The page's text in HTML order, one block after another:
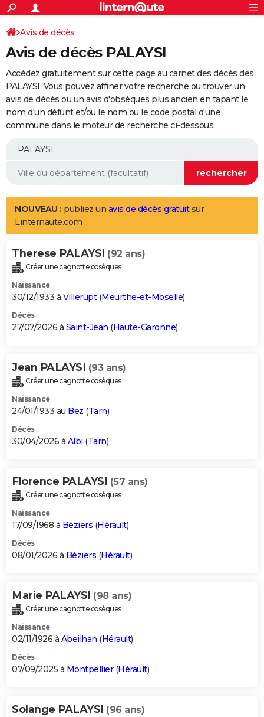
ACTUALITÉS
Politique
Société
Faits Divers
Education
Monde
Villes
+
SPORT
Coupe du monde 2026
Football
Tennis
Cyclisme
Rugby
Forum
Programme TV
TNT
Streaming
Cinéma
Sorties cinéma
Musique
+
FINANCE
Retraite
Epargne
Immobilier
Risques naturels par ville
Banque
Assurance
AUTO
Essais
Réserver un essai
Citadines
Berlines
SUV
Forum auto
+
Mobiles
Meilleur smartphone
Internet
Ordinateurs
Jeux vidéo
Guide high-tech
Aménagement intérieur
LIFESTYLE
Art de vivre
Bien-être
Loisirs
Mode
Modes de vie
Alimentation
Guide de la santé
Maladies
Médicaments
Sommeil
VOYAGE
Destinations
City break
Voyage nature
Voyage de noces
Forum
Climat
+PHOTO
GUIDES D'ACHAT
BONS PLANS
Carte de Noël
Carte Bonne année
Carte Saint-Valentin
Carte Pâques
Carte d'anniversaire
DICTIONNAIRE
Dictionnaire
Biographies
Citations
Expressions
Proverbes
PROGRAMME TV
S'inscrire
Se connecter
Lycées
Collèges
Primaires
Universités
Entreprises
Service militaire
Avis de recherche
AVIS DE DÉCÈS
Bricolage
Lifestyle
Culture
Sport
Auto
Television
Voyage
Cinema
Avis de décès
Avis de décès PALAYSI
Accédez gratuitement sur cette page au carnet des décès des
PALAYSI. Vous pouvez affiner votre recherche ou trouver un
avis de décès ou un avis d'obsèques plus ancien en tapant le
nom d'un défunt et/ou le nom ou le code postal d'une
commune dans le moteur de recherche ci-dessous.
NOUVEAU : publiez un avis de décès gratuitsur
Linternaute.com
Therese PALAYSI (92 ans)
Créer une cagnotte obsèques
Naissance
30/12/1933 à Villerupt(Meurthe-et-Moselle)
Décès
27/07/2026 à Saint-Jean (Haute-Garonne)
Jean PALAYSI (93 ans)
Créer une cagnotte obsèques
Naissance
24/01/1933 au Bez (Tarn)
Décès
30/04/2026 à Albi (Tarn)
Florence PALAYSI (57 ans)
Créer une cagnotte obsèques
Naissance
17/09/1968 à Béziers (Hérault)
Décès
08/01/2026 à Béziers (Hérault)
Marie PALAYSI (98 ans)
Créer une cagnotte obsèques
Naissance
02/11/1926 à Abeilhan (Hérault)
Décès
07/09/2025 à Montpellier(Hérault)
Solange PALAYSI (96 ans)